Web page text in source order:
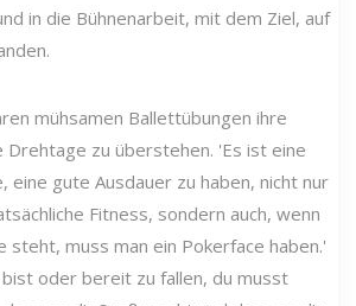
in die Bühnenarbeit, mit dem Ziel, auf
mühsamen Ballettübungen ihre
Drehtage zu überstehen. 'Es ist eine
eine gute Ausdauer zu haben, nicht nur
Fitness, sondern auch, wenn
steht, muss man ein Pokerface haben.'
oder bereit zu fallen, du musst